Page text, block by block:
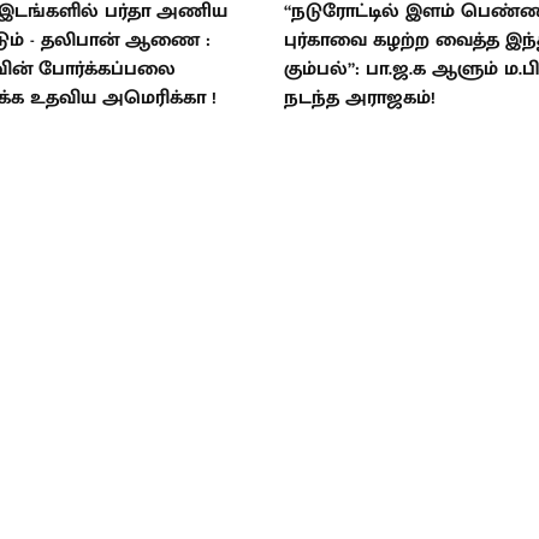
பர்தா அணிய
- தலிபான் ஆணை :
போர்க்கப்பலை
உதவிய அமெரிக்கா !
“நடுரோட்டில் இளம்
புர்காவை கழற்ற வைத்த
கும்பல்”: பா.ஜ.க ஆளும்
நடந்த அராஜகம்!